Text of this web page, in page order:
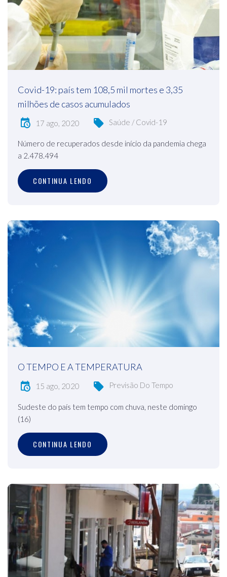
Covid-19: país tem 108,5 mil mortes e 3,35
milhões de casos acumulados
17 ago, 2020 Saúde / Covid-19
Número de recuperados desde início da pandemia chega
a 2.478.494
CONTINUA LENDO
O TEMPO E A TEMPERATURA
15 ago, 2020 Previsão Do Tempo
Sudeste do país tem tempo com chuva, neste domingo
(16)
CONTINUA LENDO